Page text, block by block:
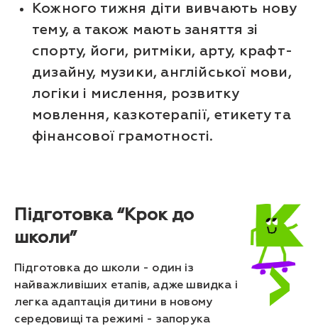
Кожного тижня діти вивчають нову
тему, а також мають заняття зі
спорту, йоги, ритміки, арту, крафт-
дизайну, музики, англійської мови,
логіки і мислення, розвитку
мовлення, казкотерапії, етикету та
фінансової грамотності.
Підготовка “Крок до
школи”
Підготовка до школи - один із
найважливіших етапів, адже швидка і
легка адаптація дитини в новому
середовищі та режимі - запорука